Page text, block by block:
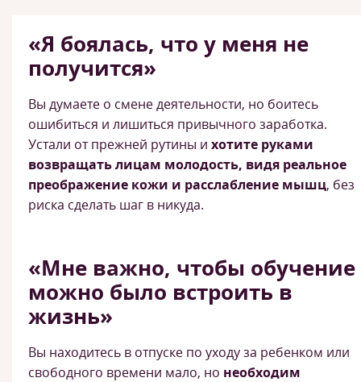
«Я боялась, что у меня не
получится»
Вы думаете о смене деятельности, но боитесь
ошибиться и лишиться привычного заработка.
Устали от прежней рутины и хотите руками
возвращать лицам молодость, видя реальное
преображение кожи и расслабление мышц, без
риска сделать шаг в никуда.
«Мне важно, чтобы обучение
можно было встроить в
жизнь»
Вы находитесь в отпуске по уходу за ребенком или
свободного времени мало, но необходим